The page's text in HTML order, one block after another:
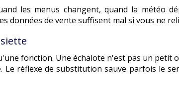
les menus changent, quand la météo
données de vente suffisent mal si vous ne
fonction. Une échalote n'est pas un
Le réflexe de substitution sauve parfois le